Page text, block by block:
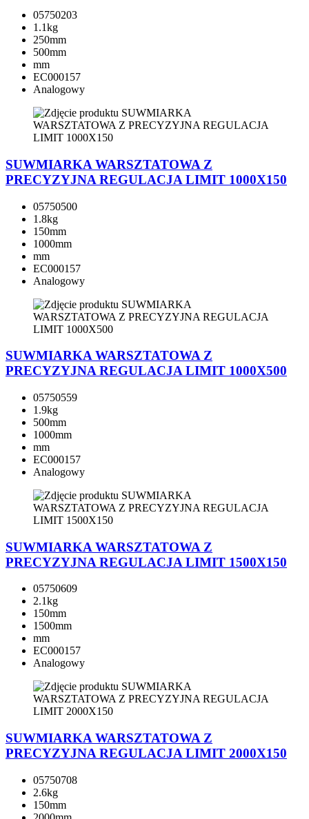
05750203
1.1kg
250mm
500mm
mm
EC000157
Analogowy
SUWMIARKA WARSZTATOWA Z
PRECYZYJNA REGULACJA LIMIT 1000X150
05750500
1.8kg
150mm
1000mm
mm
EC000157
Analogowy
SUWMIARKA WARSZTATOWA Z
PRECYZYJNA REGULACJA LIMIT 1000X500
05750559
1.9kg
500mm
1000mm
mm
EC000157
Analogowy
SUWMIARKA WARSZTATOWA Z
PRECYZYJNA REGULACJA LIMIT 1500X150
05750609
2.1kg
150mm
1500mm
mm
EC000157
Analogowy
SUWMIARKA WARSZTATOWA Z
PRECYZYJNA REGULACJA LIMIT 2000X150
05750708
2.6kg
150mm